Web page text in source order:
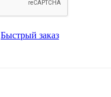
Быстрый заказ